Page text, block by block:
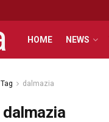
HOME NEWS
Tag dalmazia
dalmazia